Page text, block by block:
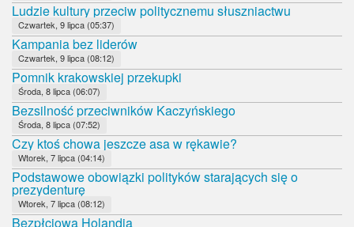
Ludzie kultury przeciw politycznemu słuszniactwu
Czwartek, 9 lipca (05:37)
Kampania bez liderów
Czwartek, 9 lipca (08:12)
Pomnik krakowskiej przekupki
Środa, 8 lipca (06:07)
Bezsilność przeciwników Kaczyńskiego
Środa, 8 lipca (07:52)
Czy ktoś chowa jeszcze asa w rękawie?
Wtorek, 7 lipca (04:14)
Podstawowe obowiązki polityków starających się o
prezydenturę
Wtorek, 7 lipca (08:12)
Bezpłciowa Holandia